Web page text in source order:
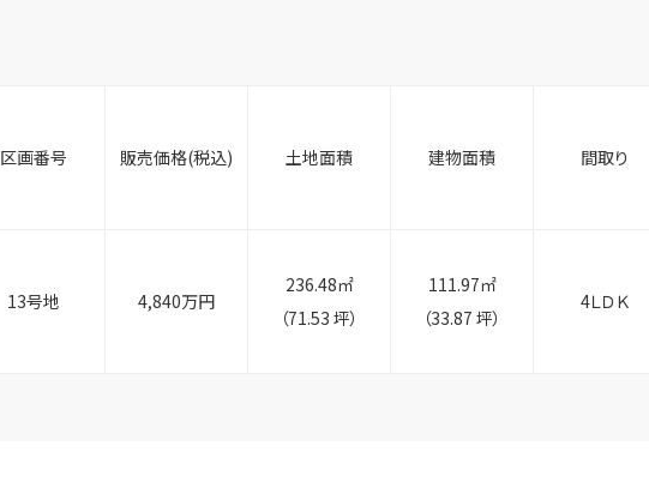
区画番号 販売価格(税込) 土地面積 建物面積 間取り
13号地 4,840万円
236.48㎡
（71.53 坪）
111.97㎡
（33.87 坪）
4ＬＤＫ